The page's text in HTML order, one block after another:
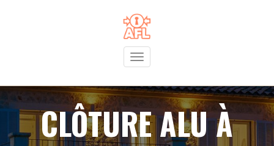
Toggle
navigation
CLÔTURE ALU À